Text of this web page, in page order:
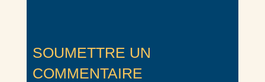
SOUMETTRE UN
COMMENTAIRE